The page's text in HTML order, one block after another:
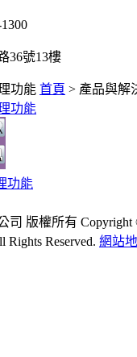
36號13樓
功能 首頁 > 產品與解
功能
功能
司 版權所有 Copyright
Rights Reserved. 網站